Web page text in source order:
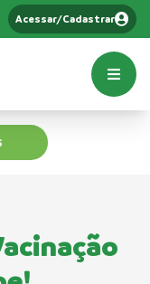
Acessar/Cadastrar